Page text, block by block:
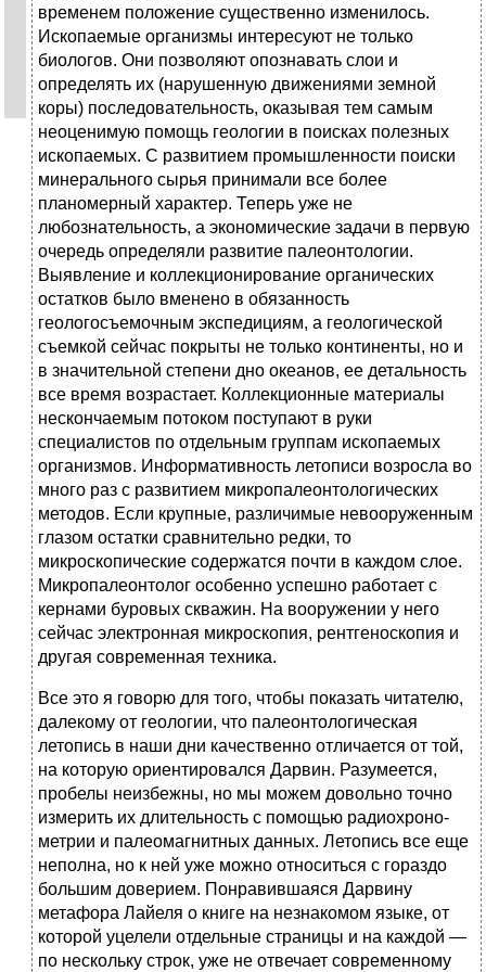
временем положение существенно изменилось.
Ископаемые организмы интересуют не только
биологов. Они позволяют опознавать слои и
определять их (нарушенную движениями земной
коры) последовательность, оказывая тем самым
неоценимую помощь геологии в поисках полезных
ископаемых. С развитием промышленности поиски
минерального сырья принимали все более
планомерный характер. Теперь уже не
любознательность, а экономические задачи в первую
очередь определяли развитие палеонтологии.
Выявление и коллекционирование органических
остатков было вменено в обязанность
геологосъемочным экспедициям, а геологической
съемкой сейчас покрыты не только континенты, но и
в значительной степени дно океанов, ее детальность
все время возрастает. Коллекционные материалы
нескончаемым потоком поступают в руки
специалистов по отдельным группам ископаемых
организмов. Информативность летописи возросла во
много раз с развитием микропалеонтологических
методов. Если крупные, различимые невооруженным
глазом остатки сравнительно редки, то
микроскопические содержатся почти в каждом слое.
Микропалеонтолог особенно успешно работает с
кернами буровых скважин. На вооружении у него
сейчас электронная микроскопия, рентгеноскопия и
другая современная техника.
Все это я говорю для того, чтобы показать читателю,
далекому от геологии, что палеонтологическая
летопись в наши дни качественно отличается от той,
на которую ориентировался Дарвин. Разумеется,
пробелы неизбежны, но мы можем довольно точно
измерить их длительность с помощью радиохроно-
метрии и палеомагнитных данных. Летопись все еще
неполна, но к ней уже можно относиться с гораздо
большим доверием. Понравившаяся Дарвину
метафора Лайеля о книге на незнакомом языке, от
которой уцелели отдельные страницы и на каждой —
по нескольку строк, уже не отвечает современному